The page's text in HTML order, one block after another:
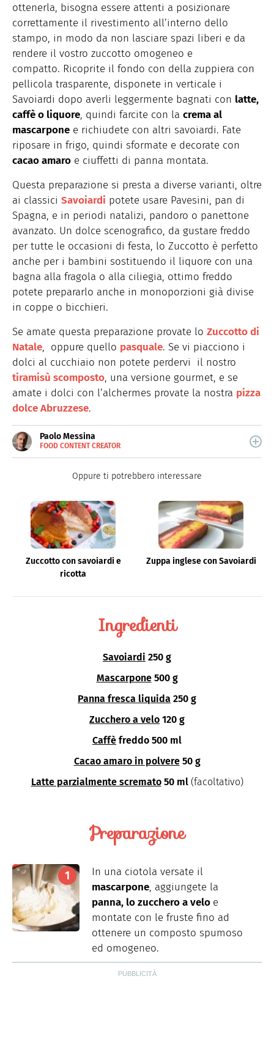
ottenerla, bisogna essere attenti a posizionare
correttamente il rivestimento all’interno dello
stampo, in modo da non lasciare spazi liberi e da
rendere il vostro zuccotto omogeneo e
compatto. Ricoprite il fondo con della zuppiera con
pellicola trasparente, disponete in verticale i
Savoiardi dopo averli leggermente bagnati con latte,
caffè o liquore, quindi farcite con la crema al
mascarpone e richiudete con altri savoiardi. Fate
riposare in frigo, quindi sformate e decorate con
cacao amaro e ciuffetti di panna montata.
Questa preparazione si presta a diverse varianti, oltre
ai classici Savoiardi potete usare Pavesini, pan di
Spagna, e in periodi natalizi, pandoro o panettone
avanzato. Un dolce scenografico, da gustare freddo
per tutte le occasioni di festa, lo Zuccotto è perfetto
anche per i bambini sostituendo il liquore con una
bagna alla fragola o alla ciliegia, ottimo freddo
potete prepararlo anche in monoporzioni già divise
in coppe o bicchieri.
Se amate questa preparazione provate lo Zuccotto di
Natale, oppure quello pasquale. Se vi piacciono i
dolci al cucchiaio non potete perdervi il nostro
tiramisù scomposto, una versione gourmet, e se
amate i dolci con l’alchermes provate la nostra pizza
dolce Abruzzese.
Paolo Messina
FOOD CONTENT CREATOR
Cuoco amatoriale e food content creator su tutte le
Oppure ti potrebbero interessare
Zuccotto con savoiardi e
ricotta
Zuppa inglese con Savoiardi
Ingredienti
Savoiardi 250 g
Mascarpone 500 g
Panna fresca liquida 250 g
Zucchero a velo 120 g
Caffè freddo 500 ml
Cacao amaro in polvere 50 g
Latte parzialmente scremato 50 ml(facoltativo)
Preparazione
In una ciotola versate il
mascarpone, aggiungete la
panna, lo zucchero a velo e
montate con le fruste fino ad
ottenere un composto spumoso
ed omogeneo.